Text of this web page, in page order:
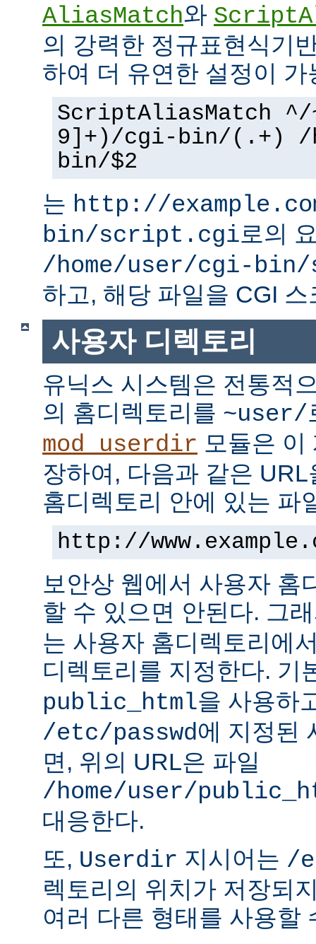
AliasMatch와
의 강력한 정규표현식기
하여 더 유연한 설정이
ScriptAliasMatch
9]+)/cgi-bin/(.+) /
bin/$2
는 http://
bin/script.cgi로의
/home/user/cgi-
하고, 해당 파일을 CGI
사용자 디렉토리
유닉스 시스템은 전통적
의 홈디렉토리를 ~user/
mod_userdir 모듈은
장하여, 다음과 같은
홈디렉토리 안에 있는 파
http://
보안상 웹에서 사용자 홈
할 수 있으면 안된다. 그
는 사용자 홈디렉토리에
디렉토리를 지정한다. 기
public_html을 사용하
/etc/passwd에 지정된
면, 위의 URL은 파일
/home/user/
대응한다.
또, Userdir 지시어는 /
렉토리의 위치가 저장되
여러 다른 형태를 사용할